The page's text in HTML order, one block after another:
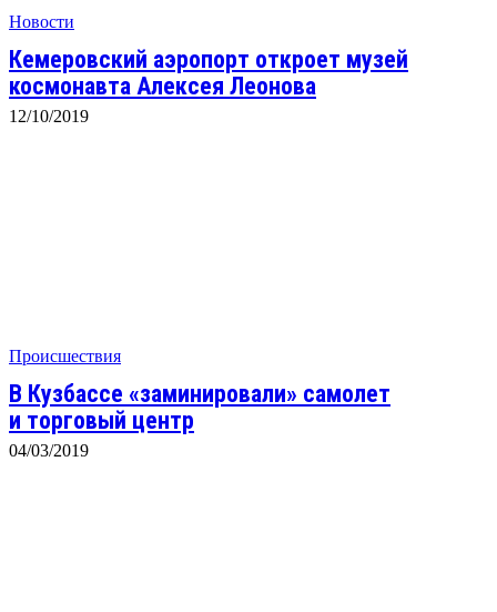
Новости
Кемеровский аэропорт откроет музей
космонавта Алексея Леонова
12/10/2019
Происшествия
В Кузбассе «заминировали» самолет
и торговый центр
04/03/2019